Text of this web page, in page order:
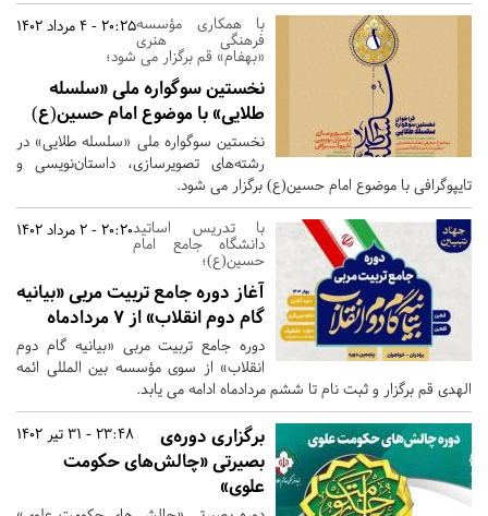
20:25 - 4 مرداد 1402با همکاری مؤسسه
فرهنگی هنری
«بهفام» قم برگزار می شود؛
نخستین سوگواره ملی «سلسله
طلایی» با موضوع امام حسین(ع)
نخستین سوگواره ملی «سلسله طلایی» در
رشته‌های تصویرسازی، داستان‌نویسی و
تایپوگرافی با موضوع امام حسین(ع) برگزار می شود.
20:20 - 2 مرداد 1402با تدریس اساتید
دانشگاه جامع امام
حسین(ع)؛
آغاز دوره جامع تربیت مربی «بیانیه
گام دوم انقلاب» از 7 مردادماه
دوره جامع تربیت مربی «بیانیه گام دوم
انقلاب» از سوی مؤسسه بین المللی ائمه
الهدی قم برگزار و ثبت نام تا ششم مردادماه ادامه می یابد.
23:48 - 31 تیر 1402
برگزاری دوره‌ی
بصیرتی «چالش‌های حکومت
علوی»